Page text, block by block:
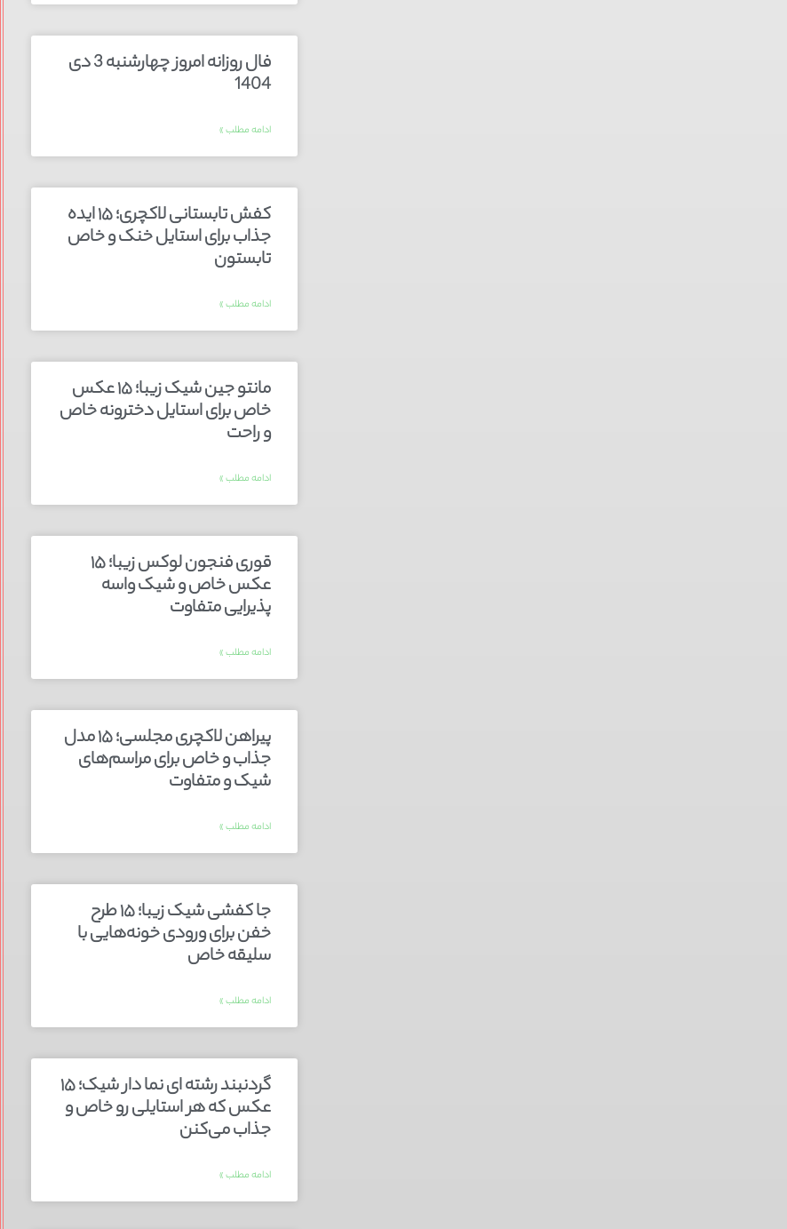
فال روزانه امروز چهارشنبه 3 دی
1404
ادامه مطلب »
کفش تابستانی لاکچری؛ ۱۵ ایده‌
جذاب برای استایل خنک و خاص
تابستون
ادامه مطلب »
مانتو جین شیک زیبا؛ ۱۵ عکس
خاص برای استایل دخترونه خاص
و راحت
ادامه مطلب »
قوری فنجون لوکس زیبا؛ ۱۵
عکس خاص و شیک واسه
پذیرایی متفاوت
ادامه مطلب »
پیراهن لاکچری مجلسی؛ ۱۵ مدل
جذاب و خاص برای مراسم‌های
شیک و متفاوت
ادامه مطلب »
جا کفشی شیک زیبا؛ ۱۵ طرح
خفن برای ورودی خونه‌هایی با
سلیقه خاص
ادامه مطلب »
گردنبند رشته ای نما دار شیک؛ ۱۵
عکس که هر استایلی رو خاص و
جذاب می‌کنن
ادامه مطلب »